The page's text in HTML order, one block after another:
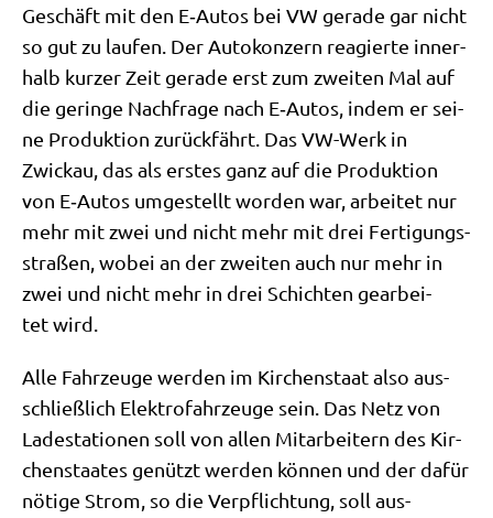
Geschäft mit den E‑Autos bei VW gera­de gar nicht
so gut zu lau­fen. Der Auto­kon­zern reagier­te inner­
halb kur­zer Zeit gera­de erst zum zwei­ten Mal auf
die gerin­ge Nach­fra­ge nach E‑Autos, indem er sei­
ne Pro­duk­ti­on zurück­fährt. Das VW-Werk in
Zwickau, das als erstes ganz auf die Pro­duk­ti­on
von E‑Autos umge­stellt wor­den war, arbei­tet nur
mehr mit zwei und nicht mehr mit drei Fer­ti­gungs­
stra­ßen, wobei an der zwei­ten auch nur mehr in
zwei und nicht mehr in drei Schich­ten gear­bei­
tet wird.
Alle Fahr­zeu­ge wer­den im Kir­chen­staat also aus­
schließ­lich Elek­tro­fahr­zeu­ge sein. Das Netz von
Lade­sta­tio­nen soll von allen Mit­ar­bei­tern des Kir­
chen­staa­tes genützt wer­den kön­nen und der dafür
nöti­ge Strom, so die Ver­pflich­tung, soll aus­